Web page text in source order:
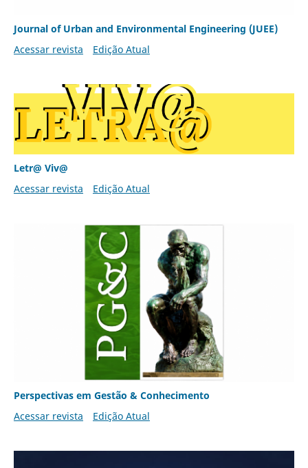
Journal of Urban and Environmental Engineering (JUEE)
Acessar revista
Edição Atual
Letr@ Viv@
Acessar revista
Edição Atual
Perspectivas em Gestão & Conhecimento
Acessar revista
Edição Atual